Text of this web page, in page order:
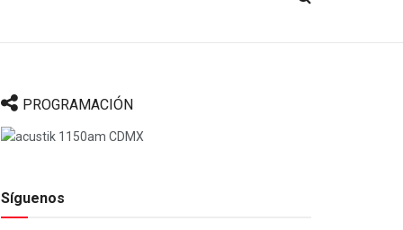
PROGRAMACIÓN
Síguenos